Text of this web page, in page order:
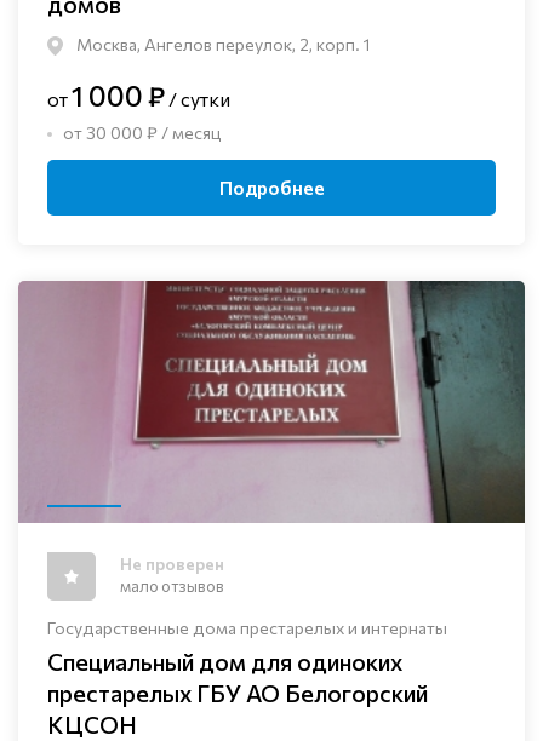
Москва, Ангелов переулок, 2, корп. 1
от1 000 ₽ / сутки
от 30 000 ₽ / месяц
Подробнее
Государственные дома престарелых и интернаты
Специальный дом для одиноких
престарелых ГБУ АО Белогорский
КЦСОН
Не проверен
мало отзывов